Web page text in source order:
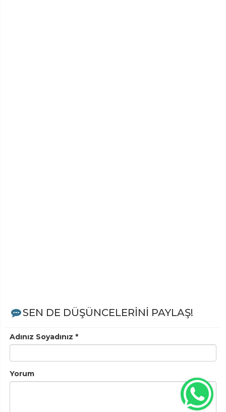
SEN DE DÜŞÜNCELERİNİ PAYLAŞ!
Adınız Soyadınız *
Yorum